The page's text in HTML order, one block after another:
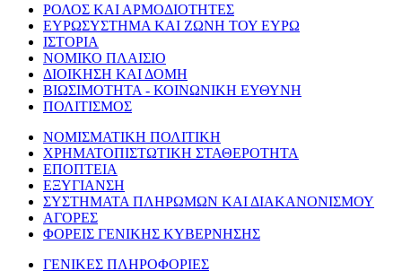
ΡΟΛΟΣ ΚΑΙ ΑΡΜΟΔΙΟΤΗΤΕΣ
ΕΥΡΩΣΥΣΤΗΜΑ ΚΑΙ ΖΩΝΗ ΤΟΥ ΕΥΡΩ
ΙΣΤΟΡΙΑ
ΝΟΜΙΚΟ ΠΛΑΙΣΙΟ
ΔΙΟΙΚΗΣΗ ΚΑΙ ΔΟΜΗ
ΒΙΩΣΙΜΟΤΗΤΑ - ΚΟΙΝΩΝΙΚΗ ΕΥΘΥΝΗ
ΠΟΛΙΤΙΣΜΟΣ
ΝΟΜΙΣΜΑΤΙΚΗ ΠΟΛΙΤΙΚΗ
ΧΡΗΜΑΤΟΠΙΣΤΩΤΙΚΗ ΣΤΑΘΕΡΟΤΗΤΑ
ΕΠΟΠΤΕΙΑ
ΕΞΥΓΙΑΝΣΗ
ΣΥΣΤΗΜΑΤΑ ΠΛΗΡΩΜΩΝ ΚΑΙ ΔΙΑΚΑΝΟΝΙΣΜΟΥ
ΑΓΟΡΕΣ
ΦΟΡΕΙΣ ΓΕΝΙΚΗΣ ΚΥΒΕΡΝΗΣΗΣ
ΓΕΝΙΚΕΣ ΠΛΗΡΟΦΟΡΙΕΣ